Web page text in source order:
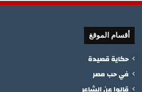
أقسام الموقغ
حكاية قصيدة
في حب مصر
قالوا عن الشاعر